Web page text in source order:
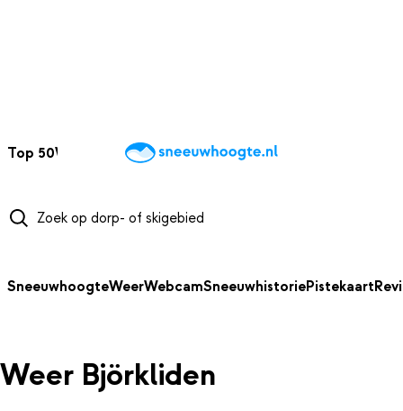
Top 50Webcams WintersportweerKaarten
SneeuwhoogteWeerWebcamSneeuwhistoriePistekaart
Weer Björkliden